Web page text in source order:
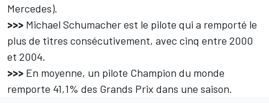
Mercedes).
>>> Michael Schumacher est le pilote qui a remporté le
plus de titres consécutivement, avec cinq entre 2000
et 2004.
>>> En moyenne, un pilote Champion du monde
remporte 41,1% des Grands Prix dans une saison.